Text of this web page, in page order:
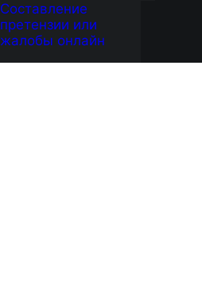
Составление
претензии или
жалобы онлайн